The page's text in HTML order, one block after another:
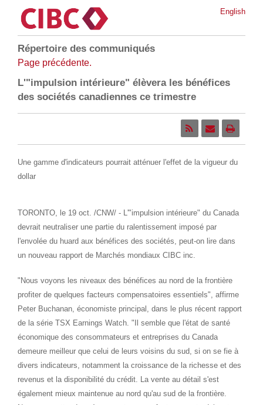
English
Répertoire des communiqués
Page précédente.
L'"impulsion intérieure" élèvera les bénéfices
des sociétés canadiennes ce trimestre
Une gamme d'indicateurs pourrait atténuer l'effet de la vigueur du
dollar
TORONTO, le 19 oct. /CNW/ - L'"impulsion intérieure" duCanada
devrait neutraliser une partie du ralentissement imposé par
l'envolée du huard aux bénéfices des sociétés, peut-on lire dans
un nouveau rapport de Marchés mondiaux CIBC inc.
"Nous voyons les niveaux des bénéfices au nord de la frontière
profiter de quelques facteurs compensatoires essentiels", affirme
Peter Buchanan, économiste principal, dans le plus récent rapport
de la série TSX Earnings Watch. "Il semble que l'état de santé
économique des consommateurs et entreprises duCanada
demeure meilleur que celui de leurs voisins du sud, si on se fie à
divers indicateurs, notamment la croissance de la richesse et des
revenus et la disponibilité du crédit. La vente au détail s'est
également mieux maintenue au nord qu'au sud de la frontière.